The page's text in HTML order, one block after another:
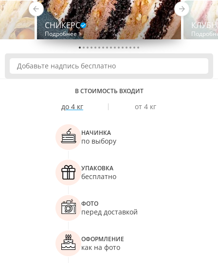
СНИКЕРС
Подробнее >
В СТОИМОСТЬ ВХОДИТ
до 4 кг от 4 кг
НАЧИНКА
по выбору
УПАКОВКА
бесплатно
ФОТО
перед доставкой
ОФОРМЛЕНИЕ
как на фото